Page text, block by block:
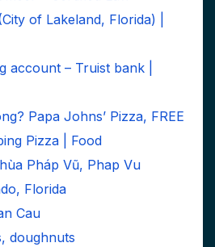
of Lakeland, Florida) |
account – Truist bank |
Papa Johns’ Pizza, FREE
Pizza | Food
Pháp Vũ, Phap Vu
Florida
Cau
doughnuts